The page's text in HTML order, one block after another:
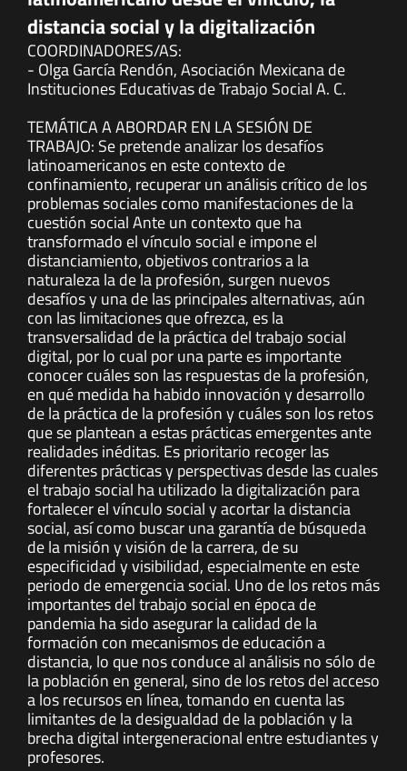
distancia social y la digitalización
COORDINADORES/AS:
- Olga García Rendón, Asociación Mexicana de
Instituciones Educativas de Trabajo Social A. C.
TEMÁTICA A ABORDAR EN LA SESIÓN DE
TRABAJO: Se pretende analizar los desafíos
latinoamericanos en este contexto de
confinamiento, recuperar un análisis crítico de los
problemas sociales como manifestaciones de la
cuestión social Ante un contexto que ha
transformado el vínculo social e impone el
distanciamiento, objetivos contrarios a la
naturaleza la de la profesión, surgen nuevos
desafíos y una de las principales alternativas, aún
con las limitaciones que ofrezca, es la
transversalidad de la práctica del trabajo social
digital, por lo cual por una parte es importante
conocer cuáles son las respuestas de la profesión,
en qué medida ha habido innovación y desarrollo
de la práctica de la profesión y cuáles son los retos
que se plantean a estas prácticas emergentes ante
realidades inéditas. Es prioritario recoger las
diferentes prácticas y perspectivas desde las cuales
el trabajo social ha utilizado la digitalización para
fortalecer el vínculo social y acortar la distancia
social, así como buscar una garantía de búsqueda
de la misión y visión de la carrera, de su
especificidad y visibilidad, especialmente en este
periodo de emergencia social. Uno de los retos más
importantes del trabajo social en época de
pandemia ha sido asegurar la calidad de la
formación con mecanismos de educación a
distancia, lo que nos conduce al análisis no sólo de
la población en general, sino de los retos del acceso
a los recursos en línea, tomando en cuenta las
limitantes de la desigualdad de la población y la
brecha digital intergeneracional entre estudiantes y
profesores.